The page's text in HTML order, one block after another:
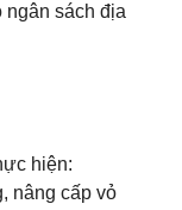
sách địa
hiện:
nâng cấp vỏ